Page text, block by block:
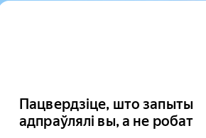
Пацвердзіце, што запыты
адпраўлялі вы, а не робат